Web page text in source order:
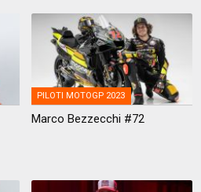
PILOTI MOTOGP 2023
Marco Bezzecchi #72